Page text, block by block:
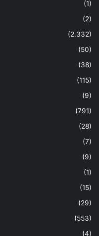
(1)
(2)
(2.332)
(50)
(38)
(115)
(9)
(791)
(28)
(7)
(9)
(1)
(15)
(29)
(553)
(4)